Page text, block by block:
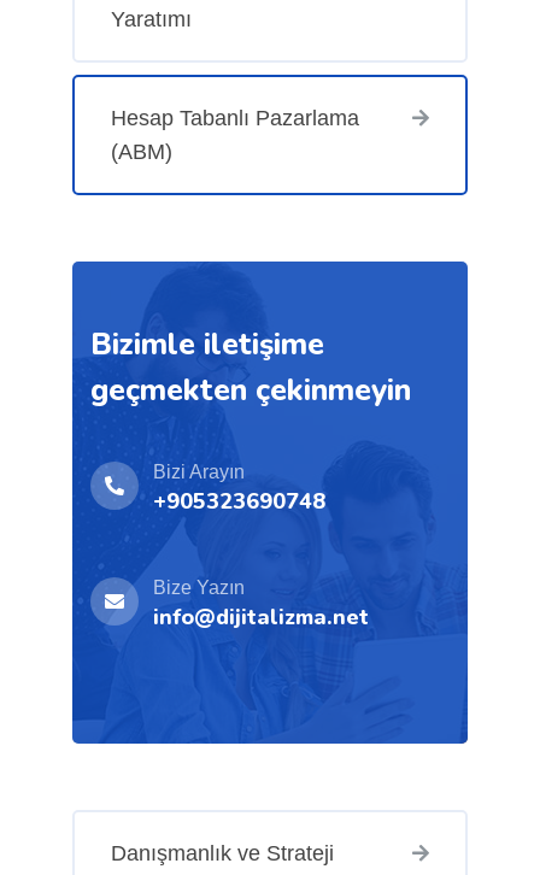
Yaratımı
Hesap Tabanlı Pazarlama
(ABM)
Bizimle iletişime
geçmekten çekinmeyin
Bizi Arayın
+905323690748
Bize Yazın
info@dijitalizma.net
Danışmanlık ve Strateji